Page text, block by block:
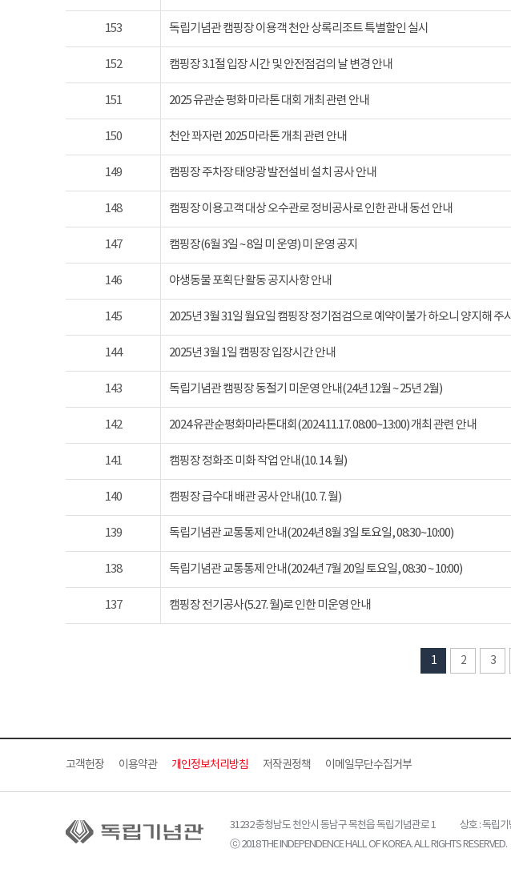
153 독립기념관 캠핑장 이용객 천안 상록리조트 특별할인 실시
152 캠핑장 3.1절 입장 시간 및 안전점검의 날 변경 안내
151 2025 유관순 평화 마라톤 대회 개최 관련 안내
150 천안 꽈자런 2025 마라톤 개최 관련 안내
149 캠핑장 주차장 태양광 발전설비 설치 공사 안내
148 캠핑장 이용고객 대상 오수관로 정비공사로 인한 관내 동선 안내
147 캠핑장(6월 3일 ~ 8일 미 운영) 미 운영 공지
146 야생동물 포획단 활동 공지사항 안내
145 2025년 3월 31일 월요일 캠핑장 정기점검으로 예약이불가 하오니 양지해 주
144 2025년 3월 1일 캠핑장 입장시간 안내
143 독립기념관 캠핑장 동절기 미운영 안내(24년 12월 ~ 25년 2월)
142 2024 유관순평화마라톤대회(2024.11.17. 08:00~13:00) 개최 관련 안내
141 캠핑장 정화조 미화 작업 안내(10. 14. 월)
140 캠핑장 급수대 배관 공사 안내(10. 7. 월)
139 독립기념관 교통통제 안내(2024년 8월 3일 토요일, 08:30~10:00)
138 독립기념관 교통통제 안내(2024년 7월 20일 토요일, 08:30 ~ 10:00)
137 캠핑장 전기공사(5.27. 월)로 인한 미운영 안내
1 2 3
고객헌장 이용약관 개인정보처리방침 저작권정책 이메일무단수집거부
31232 충청남도 천안시 동남구 목천읍 독립기념관로 1
상호 : 독립
ⓒ 2018 THE INDEPENDENCE HALL OF KOREA. ALL RIGHTS RESERVED.